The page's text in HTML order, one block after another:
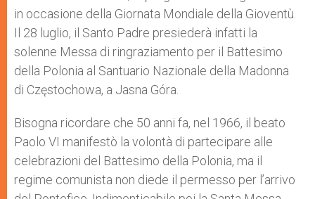
in occasione della Giornata Mondiale della Gioventù.
Il 28 luglio, il Santo Padre presiederà infatti la
solenne Messa di ringraziamento per il Battesimo
della Polonia al Santuario Nazionale della Madonna
di Częstochowa, a Jasna Góra.
Bisogna ricordare che 50 anni fa, nel 1966, il beato
Paolo VI manifestò la volontà di partecipare alle
celebrazioni del Battesimo della Polonia, ma il
regime comunista non diede il permesso per l’arrivo